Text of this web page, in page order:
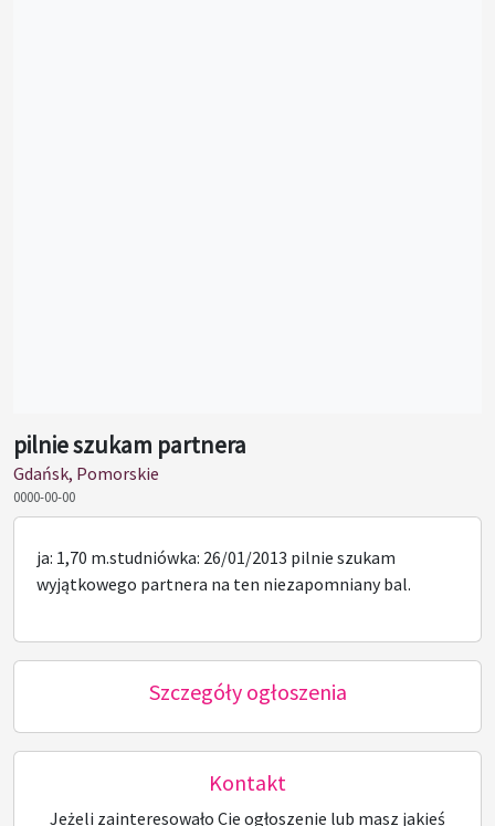
pilnie szukam partnera
Gdańsk, Pomorskie
0000-00-00
ja: 1,70 m.studniówka: 26/01/2013 pilnie szukam
wyjątkowego partnera na ten niezapomniany bal.
Szczegóły ogłoszenia
Kontakt
Jeżeli zainteresowało Cie ogłoszenie lub masz jakieś